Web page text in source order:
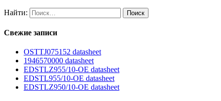
Найти:
Свежие записи
OSTTJ075152 datasheet
1946570000 datasheet
EDSTLZ955/10-OE datasheet
EDSTL955/10-OE datasheet
EDSTLZ950/10-OE datasheet